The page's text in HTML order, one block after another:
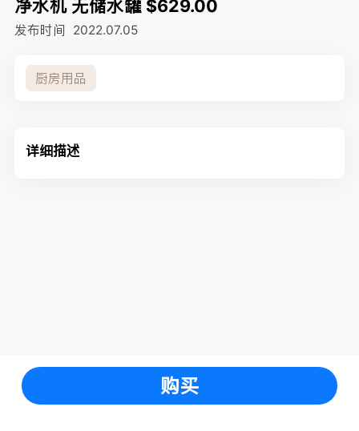
净水机 无储水罐 $629.00
发布时间 2022.07.05
厨房用品
详细描述
购买